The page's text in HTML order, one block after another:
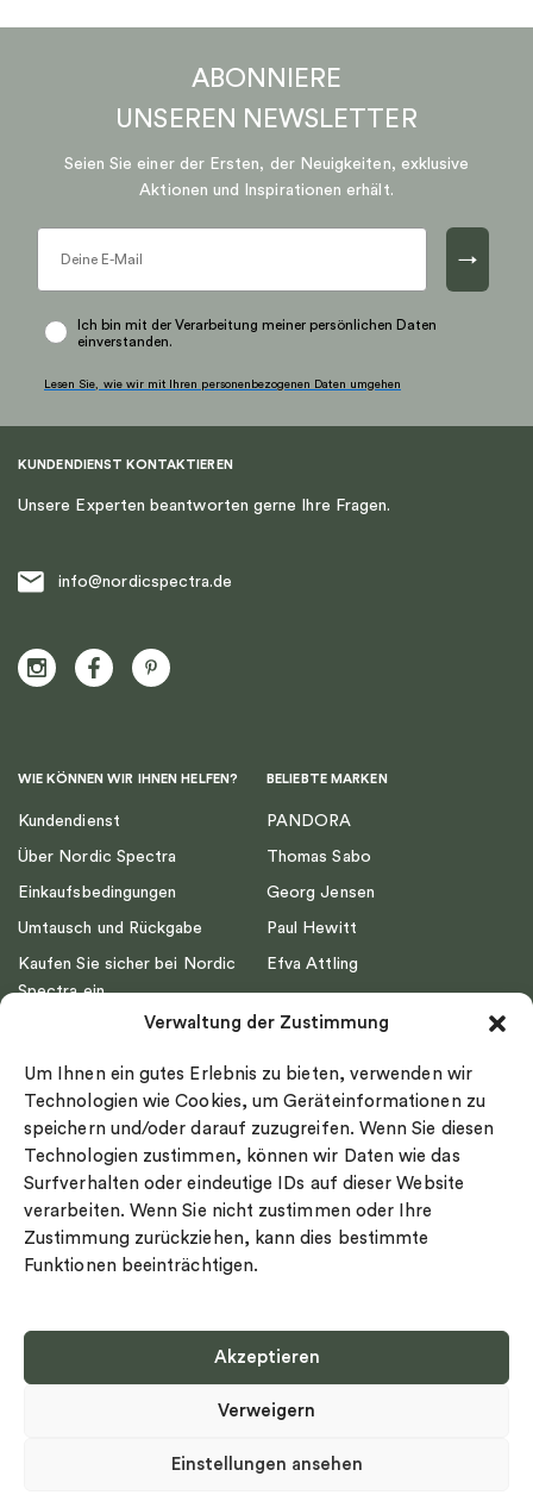
Verwaltung der Zustimmung
Um Ihnen ein gutes Erlebnis zu bieten, verwenden wir
Technologien wie Cookies, um Geräteinformationen zu
speichern und/oder darauf zuzugreifen. Wenn Sie diesen
Technologien zustimmen, können wir Daten wie das
Surfverhalten oder eindeutige IDs auf dieser Website
verarbeiten. Wenn Sie nicht zustimmen oder Ihre
Zustimmung zurückziehen, kann dies bestimmte
Funktionen beeinträchtigen.
Akzeptieren
Verweigern
Einstellungen ansehen
ABONNIERE
UNSEREN NEWSLETTER
Seien Sie einer der Ersten, der Neuigkeiten, exklusive
Aktionen und Inspirationen erhält.
→
Ich bin mit der Verarbeitung meiner persönlichen Daten
einverstanden.
Lesen Sie, wie wir mit Ihren personenbezogenen Daten umgehen
KUNDENDIENST KONTAKTIEREN
Unsere Experten beantworten gerne Ihre Fragen.
info@nordicspectra.de
WIE KÖNNEN WIR IHNEN HELFEN?
Kundendienst
Über Nordic Spectra
Einkaufsbedingungen
Umtausch und Rückgabe
Kaufen Sie sicher bei Nordic
Spectra ein
Impressum
Ringgröße
Widerrufsrecht
Cookie-policy
Sekretesspolicy
BELIEBTE MARKEN
PANDORA
Thomas Sabo
Georg Jensen
Paul Hewitt
Efva Attling
Drakenberg Sjölin
Nordic Spectra
Select country
Datenschutz-Bestimmungen
Urheberrecht 2026 Nordic Spectra Alle Rechte vorbehalten